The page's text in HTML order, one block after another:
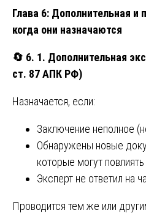
Глава 6: Дополнительная и
когда они назначаются
🔄 6. 1. Дополнительная
ст. 87 АПК РФ)
Назначается, если:
Заключение неполное
Обнаружены новые
которые могут
Эксперт не ответил на
Проводится тем же или